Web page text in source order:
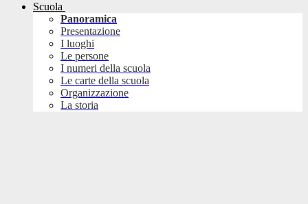
Scuola
Panoramica
Presentazione
I luoghi
Le persone
I numeri della scuola
Le carte della scuola
Organizzazione
La storia